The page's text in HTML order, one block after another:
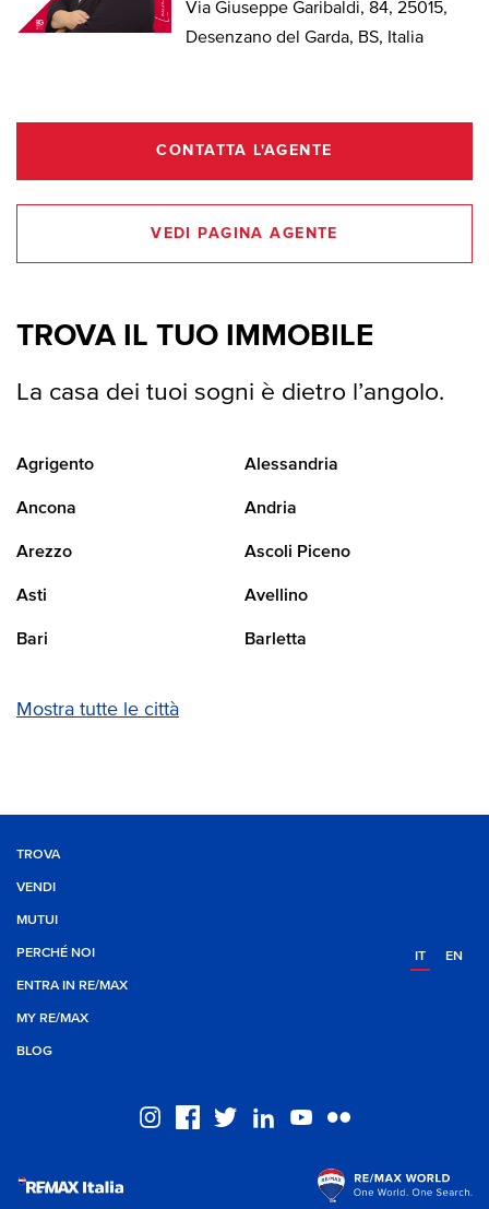
Via Giuseppe Garibaldi, 84, 25015,
Desenzano del Garda, BS, Italia
CONTATTA L'AGENTE
VEDI PAGINA AGENTE
TROVA IL TUO IMMOBILE
La casa dei tuoi sogni è dietro l’angolo.
Agrigento Alessandria
Ancona Andria
Arezzo Ascoli Piceno
Asti Avellino
Bari Barletta
Mostra tutte le città
TROVA
VENDI
MUTUI
PERCHÉ NOI
ENTRA IN RE/MAX
MY RE/MAX
BLOG
IT EN